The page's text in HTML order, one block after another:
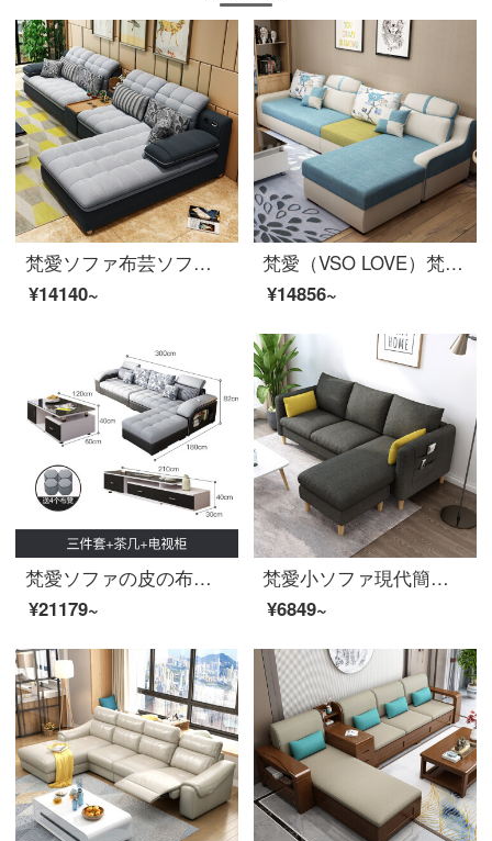
梵愛ソファ布芸ソファ現代リビング家具ペア+貴妃ビットの色備考
¥14140~
梵愛（VSO LOVE）梵愛ソファ布芸ソファー中小戸型は現代簡単客間ファッションセット家具【豪華版】二人位＋貴妃位＋シングルカラーノートを取り外すことができます。
¥14856~
梵愛ソファの皮の布のソファー現代簡単なサイズの部屋型のラテックスは布芸ソファーのスマートUSB充電の多種の生地を分解して洗うことができます。リビングルームの家具をセットにします。
¥21179~
梵愛小ソファ現代簡単北欧スタイルの小さな家型布芸ソファ綿麻ソファセットリビング家具3人の色備考
¥6849~